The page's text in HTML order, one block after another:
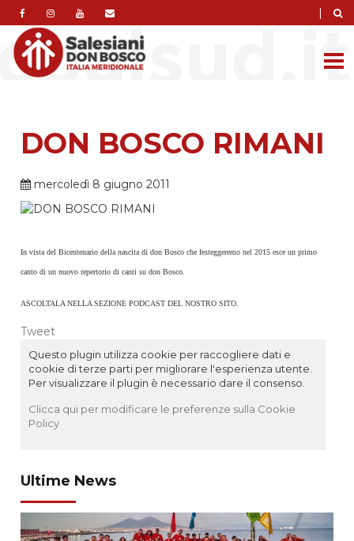
|
DON BOSCO RIMANI
mercoledì 8 giugno 2011
In vista del Bicentenario della nascita di don Bosco che festeggeremo nel 2015 esce un primo
canto di un nuovo repertorio di canti su don Bosco.
ASCOLTALA NELLA SEZIONE PODCAST DEL NOSTRO SITO.
Tweet
Questo plugin utilizza cookie per raccogliere dati e
cookie di terze parti per migliorare l'esperienza utente.
Per visualizzare il plugin è necessario dare il consenso.
Clicca qui per modificare le preferenze sulla Cookie
Policy
Ultime News